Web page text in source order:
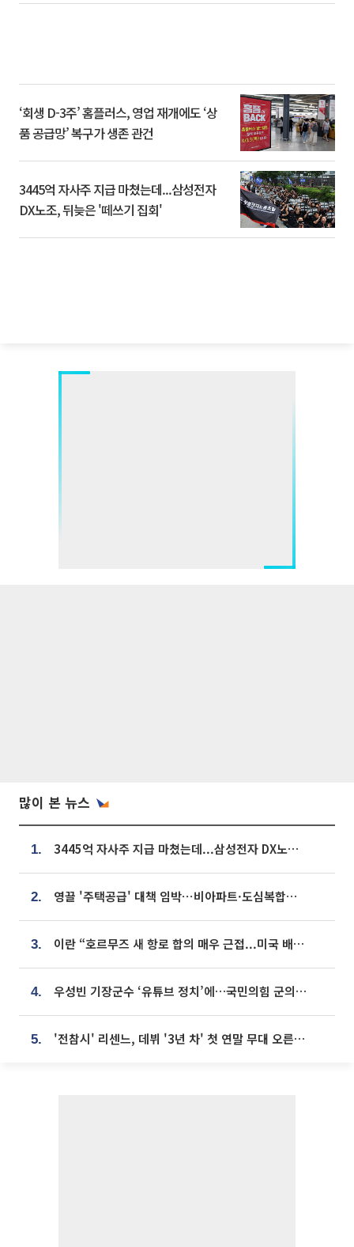
‘회생 D-3주’ 홈플러스, 영업 재개에도 ‘상
품 공급망’ 복구가 생존 관건
3445억 자사주 지급 마쳤는데...삼성전자
DX노조, 뒤늦은 '떼쓰기 집회'
많이 본 뉴스
1. 3445억 자사주 지급 마쳤는데...삼성전자 DX노조, 뒤늦은 '떼쓰기 집회'
2. 영끌 '주택공급' 대책 임박⋯비아파트·도심복합까지 총동원
3. 이란 “호르무즈 새 항로 합의 매우 근접...미국 배상 먼저”
4. 우성빈 기장군수 ‘유튜브 정치’에…국민의힘 군의원들 집단 반발
5. '전참시' 리센느, 데뷔 '3년 차' 첫 연말 무대 오른다⋯"그동안 섭외 안 와"